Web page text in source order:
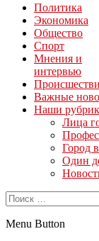
Политика
Экономика
Общество
Спорт
Мнения и
интервью
Важные
Наши
Лица
Город
Один
Menu Button